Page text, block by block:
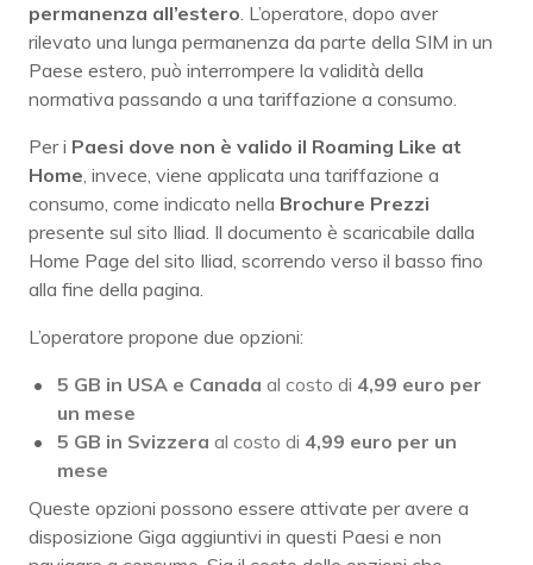
permanenza all’estero . L’operatore, dopo aver
rilevato una lunga permanenza da parte della SIM in un
Paese estero, può interrompere la validità della
normativa passando a una tariffazione a consumo.
Per i Paesi dove non è valido il Roaming Like at
Home , invece, viene applicata una tariffazione a
consumo, come indicato nella Brochure Prezzi
presente sul sito Iliad. Il documento è scaricabile dalla
Home Page del sito Iliad, scorrendo verso il basso fino
alla fine della pagina.
L’operatore propone due opzioni:
5 GB in USA e Canada al costo di 4,99 euro per
un mese
5 GB in Svizzera al costo di 4,99 euro per un
mese
Queste opzioni possono essere attivate per avere a
disposizione Giga aggiuntivi in questi Paesi e non